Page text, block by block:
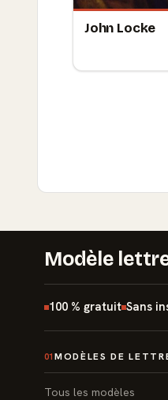
John Locke
Modèle
100 % gratuit Sans
01 MODÈLES DE
Tous les modèles